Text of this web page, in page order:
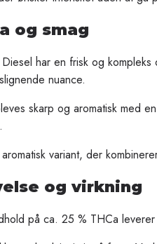
og smag
har en frisk og
nuance.
skarp og aromatisk med
variant, der
og virkning
på ca. 25 % THCa